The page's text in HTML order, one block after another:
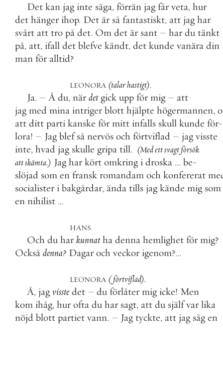
Det kan jag inte säga, förrän jag får veta, hur
det hänger ihop. Det är så fantastiskt, att jag har
svårt att tro på det. Om det är sant – har du tänkt
på, att, ifall det blefve kändt, det kunde vanära din
man för alltid?
LEONORA (talarhastigt).
Ja. – Å du, när det gick upp för mig – att
jag med mina intriger blott hjälpte högermannen,
att ditt parti kanske för mitt infalls skull kunde för-
lora! – Jag blef så nervös och förtviflad – jag visste
inte, hvad jag skulle gripa till. (Medettsvagtförsök
attskämta.) Jag har kört omkring i droska ... be-
slöjad som en fransk romandam och konfererat
socialister i bakgårdar, ända tills jag kände mig som
en nihilist ...
HANS.
Och du har kunnat ha denna hemlighet för mig?
Också denna? Dagar och veckor igenom?...
LEONORA (förtviflad).
Å, jag visste det – du förlåter mig icke! Men
kom ihåg, hur ofta du har sagt, att du själf var lika
nöjd blott partiet vann. – Jag tyckte, att jag såg en